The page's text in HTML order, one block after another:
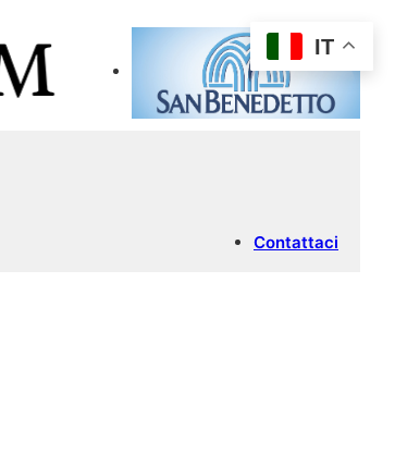
Contattaci
IT